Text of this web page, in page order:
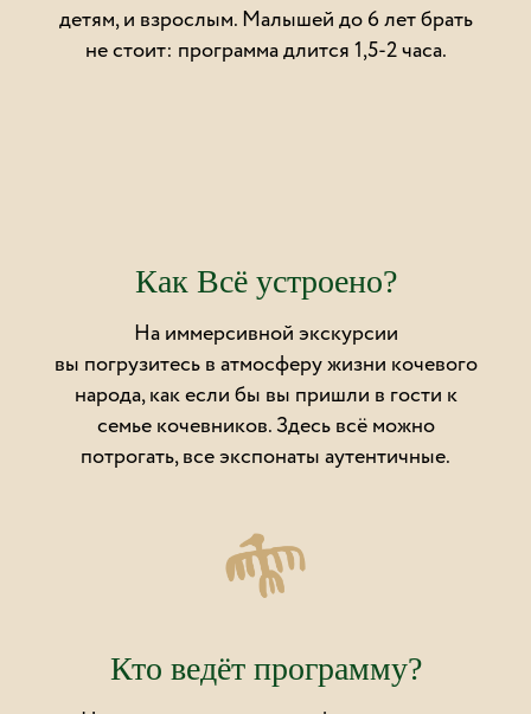
детям, и взрослым. Малышей до 6 лет брать
не стоит: программа длится 1,5-2 часа.
Как Всё устроено?
На иммерсивной экскурсии
вы погрузитесь в атмосферу жизни кочевого
народа, как если бы вы пришли в гости к
семье кочевников. Здесь всё можно
потрогать, все экспонаты аутентичные.
Кто ведёт программу?